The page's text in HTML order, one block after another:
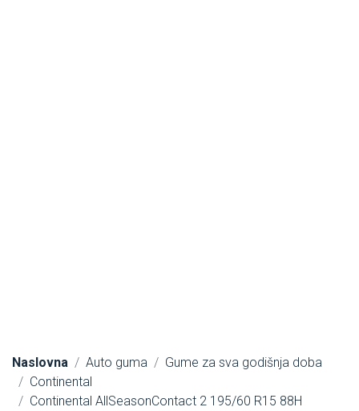
Naslovna Auto guma
Gume za sva godišnja doba
Continental
Continental AllSeasonContact 2 195/60 R15 88H